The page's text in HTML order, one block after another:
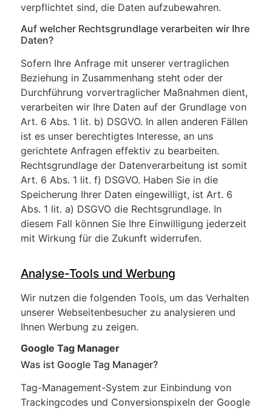
verpflichtet sind, die Daten aufzubewahren.
Auf welcher Rechtsgrundlage verarbeiten wir Ihre
Daten?
Sofern Ihre Anfrage mit unserer vertraglichen
Beziehung in Zusammenhang steht oder der
Durchführung vorvertraglicher Maßnahmen dient,
verarbeiten wir Ihre Daten auf der Grundlage von
Art. 6 Abs. 1 lit. b) DSGVO. In allen anderen Fällen
ist es unser berechtigtes Interesse, an uns
gerichtete Anfragen effektiv zu bearbeiten.
Rechtsgrundlage der Datenverarbeitung ist somit
Art. 6 Abs. 1 lit. f) DSGVO. Haben Sie in die
Speicherung Ihrer Daten eingewilligt, ist Art. 6
Abs. 1 lit. a) DSGVO die Rechtsgrundlage. In
diesem Fall können Sie Ihre Einwilligung jederzeit
mit Wirkung für die Zukunft widerrufen.
Analyse-Tools und Werbung
Wir nutzen die folgenden Tools, um das Verhalten
unserer Webseitenbesucher zu analysieren und
Ihnen Werbung zu zeigen.
Google Tag Manager
Was ist Google Tag Manager?
Tag-Management-System zur Einbindung von
Trackingcodes und Conversionspixeln der Google